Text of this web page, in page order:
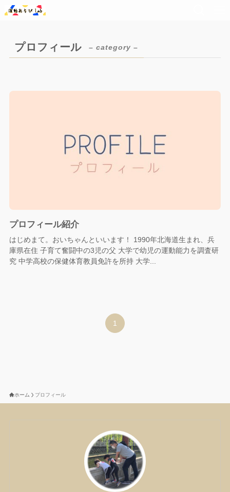
プロフィール – category –
プロフィール紹介
はじめまて。おいちゃんといいます！ 1990年北海道生まれ、兵
庫県在住 子育て奮闘中の3児の父 大学で幼児の運動能力を調査研
究 中学高校の保健体育教員免許を所持 大学...
1
ホーム プロフィール